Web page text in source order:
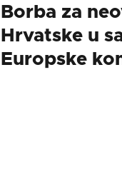
Borba za
Hrvatske u
Europske